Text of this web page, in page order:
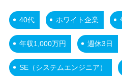
40代 ホワイト企業
年収1,000万円 週休3日
SE（システムエンジニア）